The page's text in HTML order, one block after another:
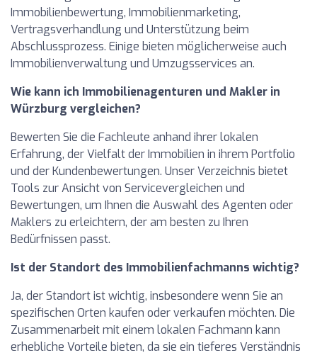
Immobilienbewertung, Immobilienmarketing,
Vertragsverhandlung und Unterstützung beim
Abschlussprozess. Einige bieten möglicherweise auch
Immobilienverwaltung und Umzugsservices an.
Wie kann ich Immobilienagenturen und Makler in
Würzburg vergleichen?
Bewerten Sie die Fachleute anhand ihrer lokalen
Erfahrung, der Vielfalt der Immobilien in ihrem Portfolio
und der Kundenbewertungen. Unser Verzeichnis bietet
Tools zur Ansicht von Servicevergleichen und
Bewertungen, um Ihnen die Auswahl des Agenten oder
Maklers zu erleichtern, der am besten zu Ihren
Bedürfnissen passt.
Ist der Standort des Immobilienfachmanns wichtig?
Ja, der Standort ist wichtig, insbesondere wenn Sie an
spezifischen Orten kaufen oder verkaufen möchten. Die
Zusammenarbeit mit einem lokalen Fachmann kann
erhebliche Vorteile bieten, da sie ein tieferes Verständnis